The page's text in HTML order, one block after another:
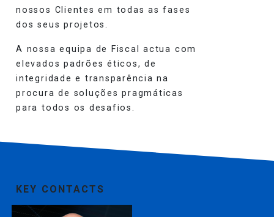
nossos Clientes em todas as fases
dos seus projetos.
A nossa equipa de Fiscal actua com
elevados padrões éticos, de
integridade e transparência na
procura de soluções pragmáticas
para todos os desafios.
KEY CONTACTS